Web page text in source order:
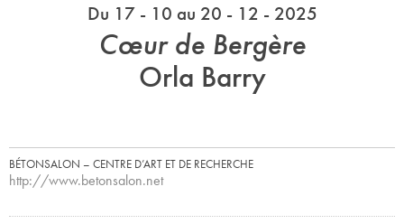
Du 17 - 10 au 20 - 12 - 2025
Cœur de Bergère
Orla Barry
BÉTONSALON – CENTRE D’ART ET DE RECHERCHE
http://www.betonsalon.net